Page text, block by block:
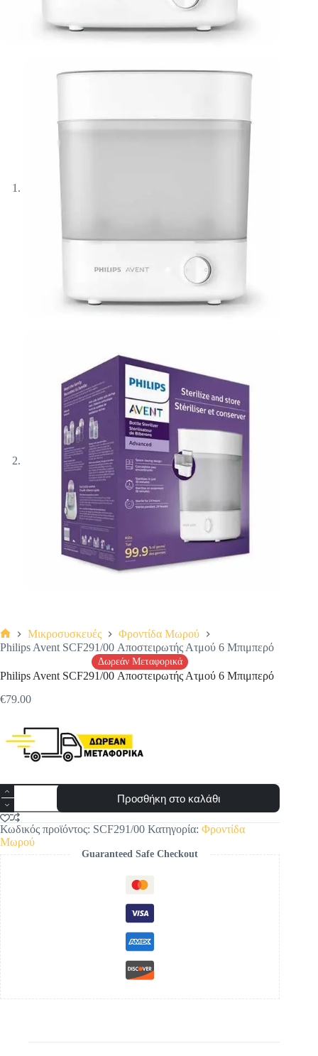
Αρχική
Μικροσυσκευές
Φροντίδα Μωρού
Philips Avent SCF291/00 Αποστειρωτής Ατμού 6 Μπιμπερό
Δωρεάν Μεταφορικά
Philips Avent SCF291/00 Αποστειρωτής Ατμού 6 Μπιμπερό
€79.00
Philips
Avent
SCF291/00
Αποστειρωτής
Ατμού
6
Μπιμπερό
ποσότητα
Προσθήκη στο καλάθι
Κωδικός προϊόντος: SCF291/00 Κατηγορία: Φροντίδα
Μωρού
Guaranteed Safe Checkout